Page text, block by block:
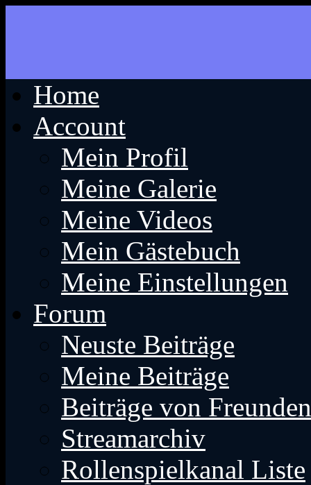
Home
Account
Mein Profil
Meine Galerie
Meine Videos
Mein Gästebuch
Meine Einstellungen
Forum
Neuste Beiträge
Meine Beiträge
Beiträge von Freunden
Streamarchiv
Rollenspielkanal Liste